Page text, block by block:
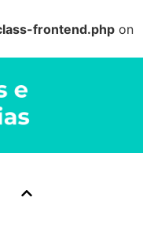
frontend.php on